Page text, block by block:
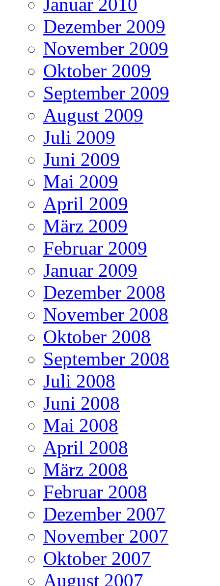
Januar 2010
Dezember 2009
November 2009
Oktober 2009
September 2009
August 2009
Juli 2009
Juni 2009
Mai 2009
April 2009
März 2009
Februar 2009
Januar 2009
Dezember 2008
November 2008
Oktober 2008
September 2008
Juli 2008
Juni 2008
Mai 2008
April 2008
März 2008
Februar 2008
Dezember 2007
November 2007
Oktober 2007
August 2007